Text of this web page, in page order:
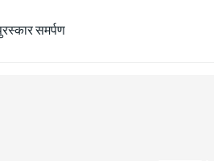
पुरस्कार समर्पण